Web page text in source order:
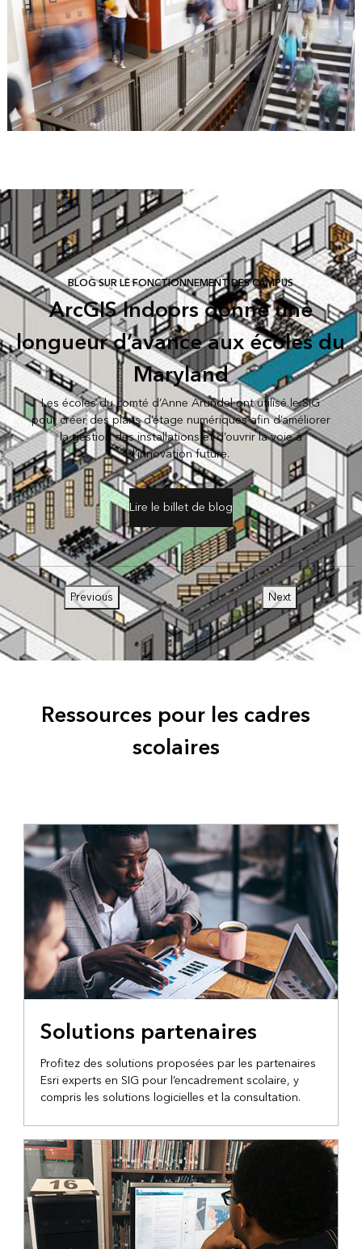
BLOG SUR LE FONCTIONNEMENT DES CAMPUS
ArcGIS Indoors donne une
longueur d’avance aux écoles du
Maryland
Les écoles du comté d’Anne Arundel ont utilisé le SIG
pour créer des plans d’étage numériques afin d’améliorer
la gestion des installations et d’ouvrir la voie à
l’innovation future.
Lire le billet de blog
Previous Next
Ressources pour les cadres
scolaires
Solutions partenaires
Profitez des solutions proposées par les partenaires
Esri experts en SIG pour l’encadrement scolaire, y
compris les solutions logicielles et la consultation.